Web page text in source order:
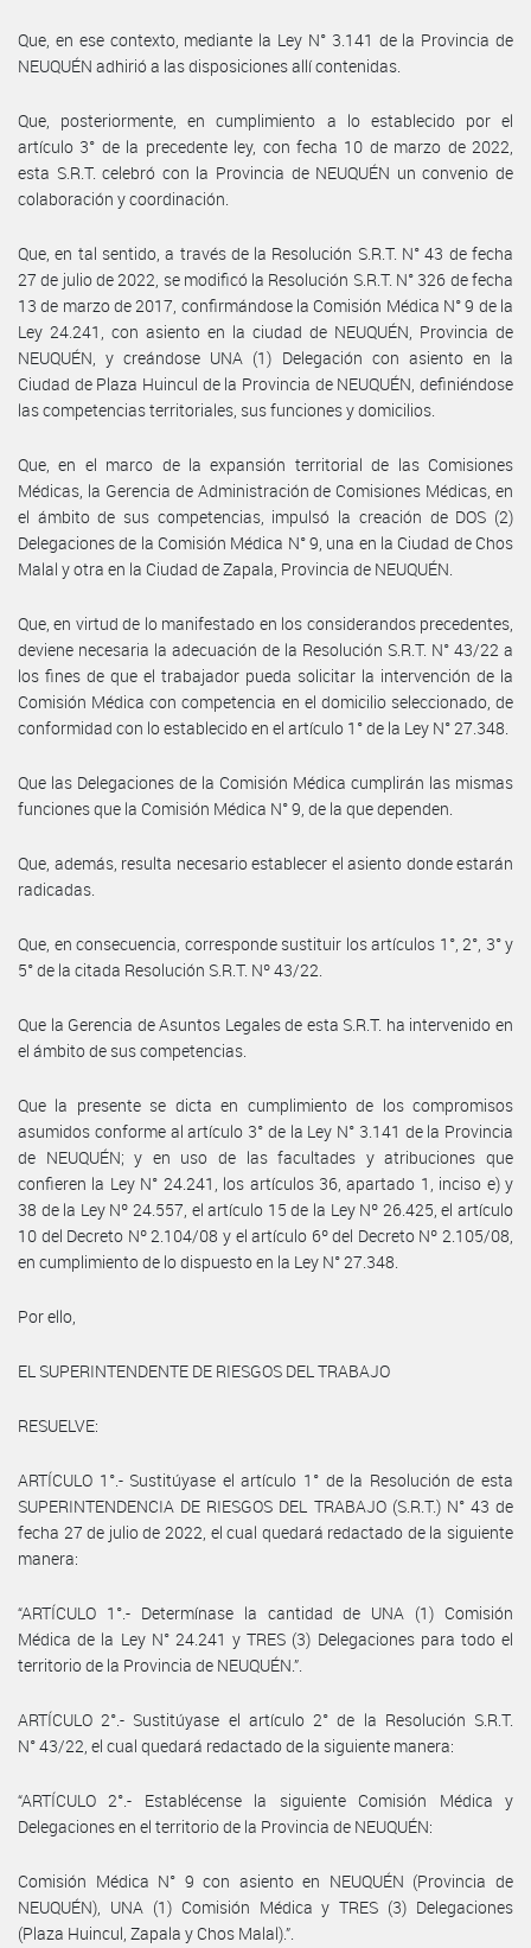
Que, en ese contexto, mediante la Ley N° 3.141 de la Provincia de
NEUQUÉN adhirió a las disposiciones allí contenidas.
Que, posteriormente, en cumplimiento a lo establecido por el
artículo 3° de la precedente ley, con fecha 10 de marzo de 2022,
esta S.R.T. celebró con la Provincia de NEUQUÉN un convenio de
colaboración y coordinación.
Que, en tal sentido, a través de la Resolución S.R.T. N° 43 de fecha
27 de julio de 2022, se modificó la Resolución S.R.T. N° 326 de fecha
13 de marzo de 2017, confirmándose la Comisión Médica N° 9 de la
Ley 24.241, con asiento en la ciudad de NEUQUÉN, Provincia de
NEUQUÉN, y creándose UNA (1) Delegación con asiento en la
Ciudad de Plaza Huincul de la Provincia de NEUQUÉN, definiéndose
las competencias territoriales, sus funciones y domicilios.
Que, en el marco de la expansión territorial de las Comisiones
Médicas, la Gerencia de Administración de Comisiones Médicas, en
el ámbito de sus competencias, impulsó la creación de DOS (2)
Delegaciones de la Comisión Médica N° 9, una en la Ciudad de Chos
Malal y otra en la Ciudad de Zapala, Provincia de NEUQUÉN.
Que, en virtud de lo manifestado en los considerandos precedentes,
deviene necesaria la adecuación de la Resolución S.R.T. N° 43/22 a
los fines de que el trabajador pueda solicitar la intervención de la
Comisión Médica con competencia en el domicilio seleccionado, de
conformidad con lo establecido en el artículo 1° de la Ley N° 27.348.
Que las Delegaciones de la Comisión Médica cumplirán las mismas
funciones que la Comisión Médica N° 9, de la que dependen.
Que, además, resulta necesario establecer el asiento donde estarán
radicadas.
Que, en consecuencia, corresponde sustituir los artículos 1°, 2°, 3° y
5° de la citada Resolución S.R.T. Nº 43/22.
Que la Gerencia de Asuntos Legales de esta S.R.T. ha intervenido en
el ámbito de sus competencias.
Que la presente se dicta en cumplimiento de los compromisos
asumidos conforme al artículo 3° de la Ley N° 3.141 de la Provincia
de NEUQUÉN; y en uso de las facultades y atribuciones que
confieren la Ley N° 24.241, los artículos 36, apartado 1, inciso e) y
38 de la Ley Nº 24.557, el artículo 15 de la Ley Nº 26.425, el artículo
10 del Decreto Nº 2.104/08 y el artículo 6º del Decreto Nº 2.105/08,
en cumplimiento de lo dispuesto en la Ley N° 27.348.
Por ello,
EL SUPERINTENDENTE DE RIESGOS DEL TRABAJO
RESUELVE:
ARTÍCULO 1°.- Sustitúyase el artículo 1° de la Resolución de esta
SUPERINTENDENCIA DE RIESGOS DEL TRABAJO (S.R.T.) N° 43 de
fecha 27 de julio de 2022, el cual quedará redactado de la siguiente
manera:
“ARTÍCULO 1°.- Determínase la cantidad de UNA (1) Comisión
Médica de la Ley N° 24.241 y TRES (3) Delegaciones para todo el
territorio de la Provincia de NEUQUÉN.”.
ARTÍCULO 2°.- Sustitúyase el artículo 2° de la Resolución S.R.T.
N° 43/22, el cual quedará redactado de la siguiente manera:
“ARTÍCULO 2°.- Establécense la siguiente Comisión Médica y
Delegaciones en el territorio de la Provincia de NEUQUÉN:
Comisión Médica N° 9 con asiento en NEUQUÉN (Provincia de
NEUQUÉN), UNA (1) Comisión Médica y TRES (3) Delegaciones
(Plaza Huincul, Zapala y Chos Malal).”.